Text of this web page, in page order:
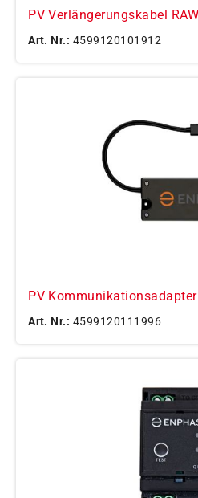
PV Verlängerungskabel
Art. Nr.: 4599120101912
PV
Art. Nr.: 4599120111996